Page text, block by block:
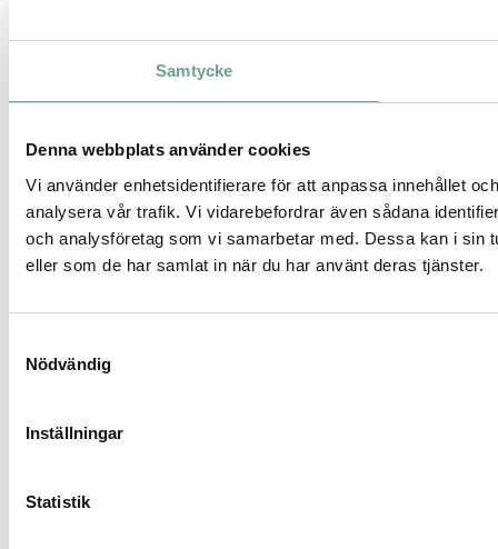
Samtycke
Denna webbplats använder cookies
Vi använder enhetsidentifierare för att anpassa innehållet
analysera vår trafik. Vi vidarebefordrar även sådana
och analysföretag som vi samarbetar med. Dessa kan i sin
eller som de har samlat in när du har använt deras tjänster.
Nödvändig
Inställningar
Statistik